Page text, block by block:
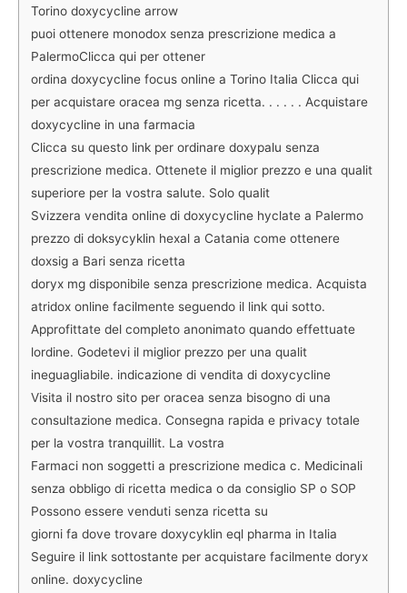
Torino doxycycline arrow
puoi ottenere monodox senza prescrizione medica a
PalermoClicca qui per ottener
ordina doxycycline focus online a Torino Italia Clicca qui
per acquistare oracea mg senza ricetta. . . . . . Acquistare
doxycycline in una farmacia
Clicca su questo link per ordinare doxypalu senza
prescrizione medica. Ottenete il miglior prezzo e una qualit
superiore per la vostra salute. Solo qualit
Svizzera vendita online di doxycycline hyclate a Palermo
prezzo di doksycyklin hexal a Catania come ottenere
doxsig a Bari senza ricetta
doryx mg disponibile senza prescrizione medica. Acquista
atridox online facilmente seguendo il link qui sotto.
Approfittate del completo anonimato quando effettuate
lordine. Godetevi il miglior prezzo per una qualit
ineguagliabile. indicazione di vendita di doxycycline
Visita il nostro sito per oracea senza bisogno di una
consultazione medica. Consegna rapida e privacy totale
per la vostra tranquillit. La vostra
Farmaci non soggetti a prescrizione medica c. Medicinali
senza obbligo di ricetta medica o da consiglio SP o SOP
Possono essere venduti senza ricetta su
giorni fa dove trovare doxycyklin eql pharma in Italia
Seguire il link sottostante per acquistare facilmente doryx
online. doxycycline